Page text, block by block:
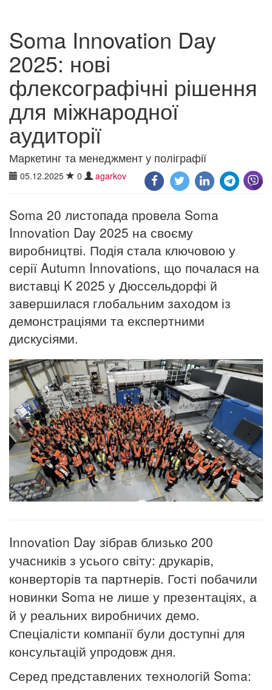
Soma Innovation Day
2025: нові
флексографічні рішення
для міжнародної
аудиторії
Маркетинг та менеджмент у поліграфії
05.12.2025 0 agarkov
Soma 20 листопада провела Soma
Innovation Day 2025 на своєму
виробництві. Подія стала ключовою у
серії Autumn Innovations, що почалася на
виставці K 2025 у Дюссельдорфі й
завершилася глобальним заходом із
демонстраціями та експертними
дискусіями.
Innovation Day зібрав близько 200
учасників з усього світу: друкарів,
конверторів та партнерів. Гості побачили
новинки Soma не лише у презентаціях, а
й у реальних виробничих демо.
Спеціалісти компанії були доступні для
консультацій упродовж дня.
Серед представлених технологій Soma: